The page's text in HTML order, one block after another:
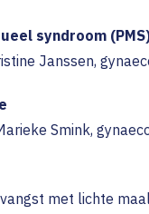
syndroom
Janssen,
Smink,
met lichte